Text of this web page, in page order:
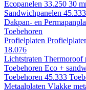
Ecopanelen 33.250 30
Sandwichpanelen 45.333
Dakpan- en
Toebehoren
Profielplaten
18.076
Lichtstraten Thermoroof
Toebehoren Eco +
Toebehoren 45.333
Metaalplaten Vlakke